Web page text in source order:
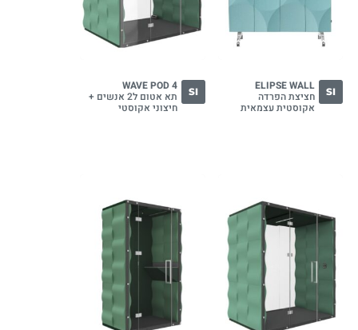
SI
ELIPSE WALL
חציצת הפרדה
אקוסטית עצמאית
SI
WAVE POD 4
תא אטום ל2 אנשים +
חיצוני אקוסטי